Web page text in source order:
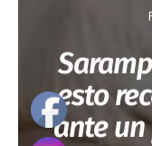
esto
ante